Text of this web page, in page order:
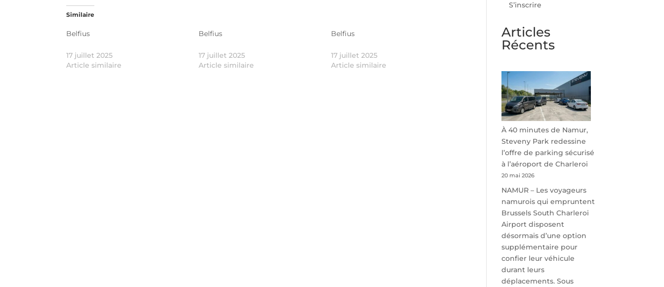
Similaire
Belfius
17 juillet 2025
Article similaire
Belfius
17 juillet 2025
Article similaire
Belfius
17 juillet 2025
Article similaire
S’inscrire
Articles
Récents
À 40 minutes de Namur,
Steveny Park redessine
l’offre de parking sécurisé
à l’aéroport de Charleroi
20 mai 2026
NAMUR – Les voyageurs
namurois qui empruntent
Brussels South Charleroi
Airport disposent
désormais d’une option
supplémentaire pour
confier leur véhicule
durant leurs
déplacements. Sous